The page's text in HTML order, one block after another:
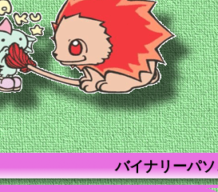
バイナリーパ